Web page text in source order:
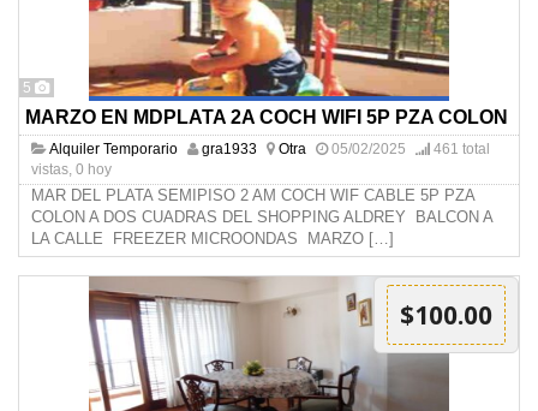
5
MARZO EN MDPLATA 2A COCH WIFI 5P PZA COLON
Alquiler Temporario gra1933 Otra 05/02/2025
461 total
vistas, 0 hoy
MAR DEL PLATA SEMIPISO 2 AM COCH WIF CABLE 5P PZA
COLON A DOS CUADRAS DEL SHOPPING ALDREY BALCON A
LA CALLE FREEZER MICROONDAS MARZO […]
$100.00